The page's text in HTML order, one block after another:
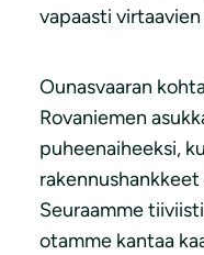
vapaasti
Ounasvaaran
Rovaniemen
puheenaiheeksi,
Seuraamme
otamme kantaa